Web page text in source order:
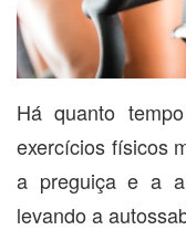
Há quanto
exercícios físicos
a preguiça e a
levando a